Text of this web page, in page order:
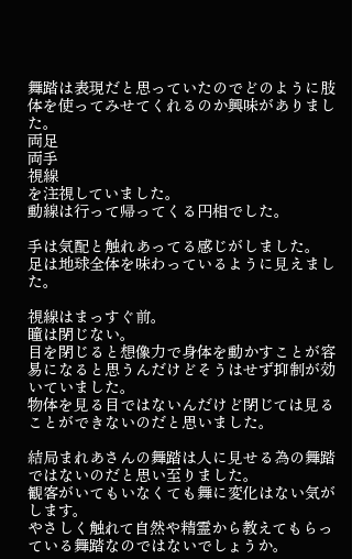
舞踏は表現だと思っていたのでどのように肢
体を使ってみせてくれるのか興味がありまし
た。
両足
両手
視線
を注視していました。
動線は行って帰ってくる円相でした。
手は気配と触れあってる感じがしました。
足は地球全体を味わっているように見えまし
た。
視線はまっすぐ前。
瞳は閉じない。
目を閉じると想像力で身体を動かすことが容
易になると思うんだけどそうはせず抑制が効
いていました。
物体を見る目ではないんだけど閉じては見る
ことができないのだと思いました。
結局まれあさんの舞踏は人に見せる為の舞踏
ではないのだと思い至りました。
観客がいてもいなくても舞に変化はない気が
します。
やさしく触れて自然や精霊から教えてもらっ
ている舞踏なのではないでしょうか。